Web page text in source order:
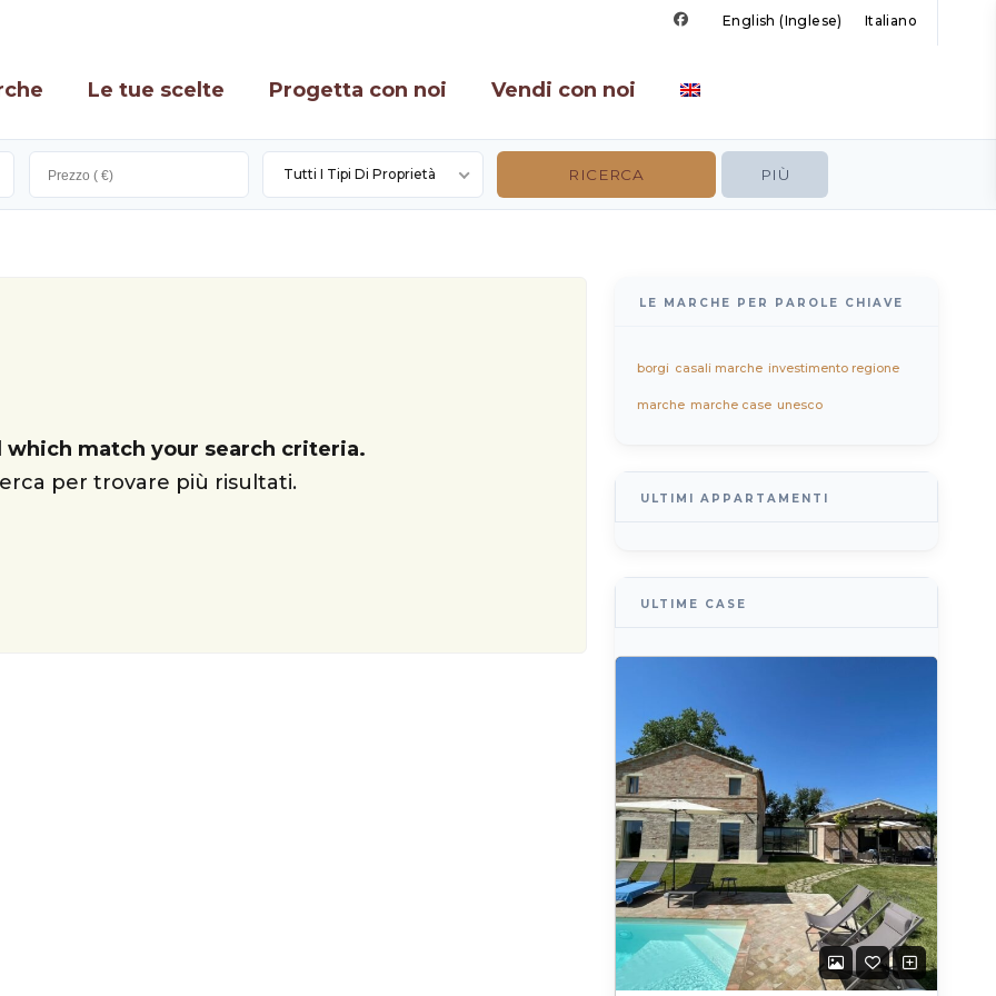
English (Inglese) Italiano
Le tue scelte Progetta con noi Vendi con noi
Tutti I Tipi Di Proprietà PIÙ
which match your search criteria.
per trovare più risultati.
LE MARCHE PER PAROLE CHIAVE
borgi casali marche investimento regione
marche marche case unesco
ULTIMI APPARTAMENTI
ULTIME CASE